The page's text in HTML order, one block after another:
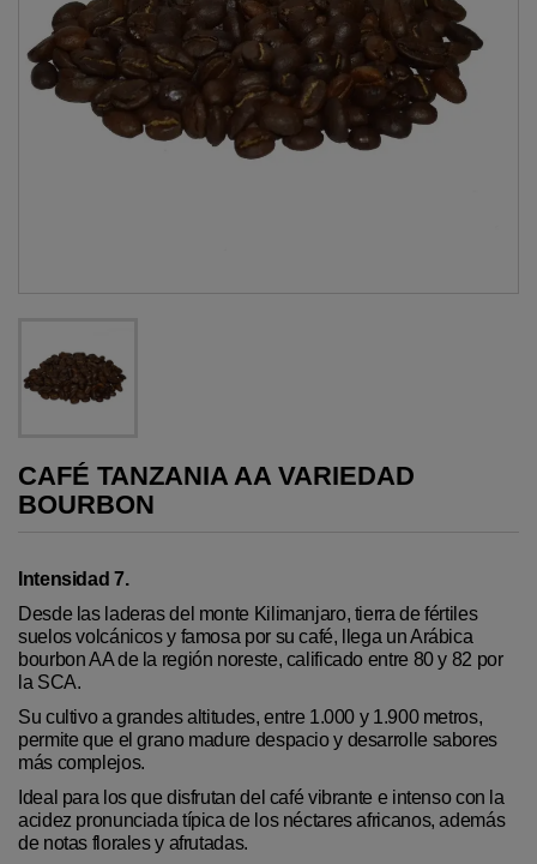
CAFÉ TANZANIA AA VARIEDAD
BOURBON
Intensidad 7.
Desde las laderas del monte Kilimanjaro, tierra de fértiles
suelos volcánicos y famosa por su café, llega un Arábica
bourbon AA de la región noreste, calificado entre 80 y 82 por
la SCA.
Su cultivo a grandes altitudes, entre 1.000 y 1.900 metros,
permite que el grano madure despacio y desarrolle sabores
más complejos.
Ideal para los que disfrutan del café vibrante e intenso con la
acidez pronunciada típica de los néctares africanos, además
de notas florales y afrutadas.